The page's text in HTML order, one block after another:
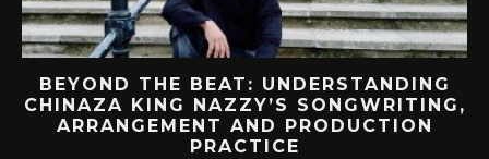
BEYOND THE BEAT: UNDERSTANDING
CHINAZA KING NAZZY’S SONGWRITING,
ARRANGEMENT AND PRODUCTION
PRACTICE